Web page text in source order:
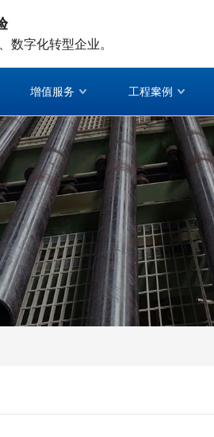
数字化转型企业。
增值服务 工程案例